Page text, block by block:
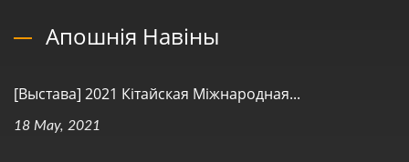
Апошнія Навіны
[Выстава] 2021 Кітайская Міжнародная...
18 May, 2021